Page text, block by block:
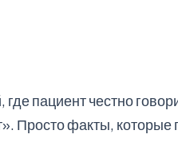
пациент честно
Просто факты, которые